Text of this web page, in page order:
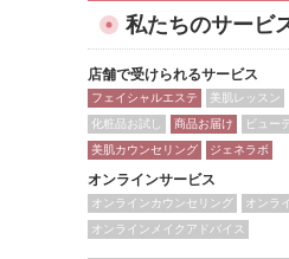
私たちのサービ
店舗で受けられるサービス
フェイシャルエステ 美肌レッスン
化粧品お試し
商品お届け
ビュー
美肌カウンセリング
ジェネラボ
オンラインサービス
オンラインカウンセリング
オンラ
オンラインメイクアドバイス